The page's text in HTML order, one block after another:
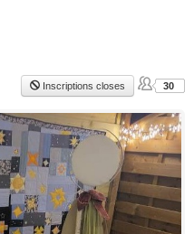
Inscriptions closes 30